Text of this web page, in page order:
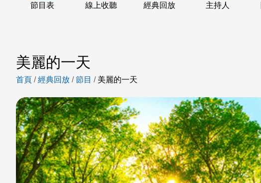
節目表 線上收聽 經典回放 主持人
美麗的一天
首頁 /經典回放 /節目 / 美麗的一天